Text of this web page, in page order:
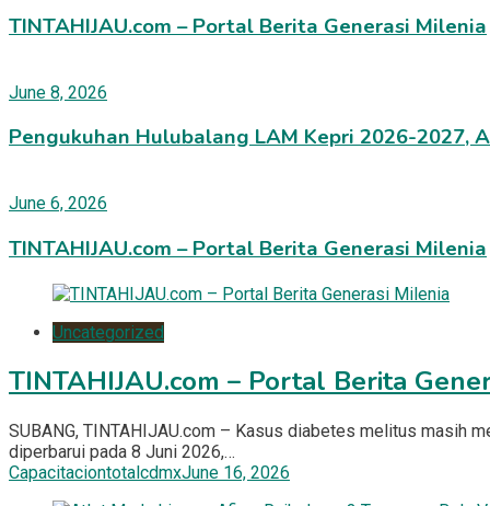
TINTAHIJAU.com – Portal Berita Generasi Milenia
June 8, 2026
Pengukuhan Hulubalang LAM Kepri 2026-
June 6, 2026
TINTAHIJAU.com – Portal Berita Generasi Milenia
Uncategorized
TINTAHIJAU.com – Portal Berita
SUBANG, TINTAHIJAU.com – Kasus diabetes melitus masih
diperbarui pada 8 Juni 2026,…
CapacitaciontotalcdmxJune 16, 2026